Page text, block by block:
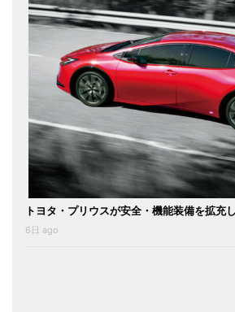
トヨタ・プリウスが安全・機能装備を拡充
6日 ago